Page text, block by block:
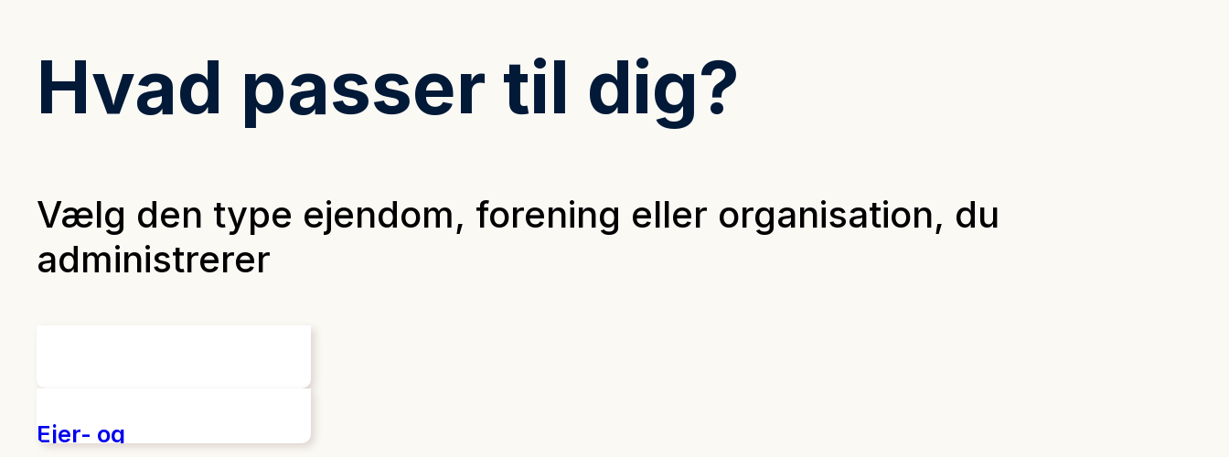
Hvad passer til dig?
Vælg den type ejendom, forening eller organisation, du
administrerer
Ejer- og